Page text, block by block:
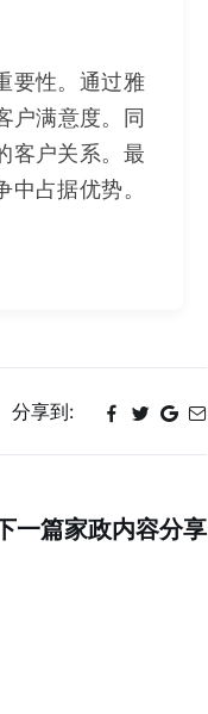
要性。通过雅
户满意度。同
客户关系。最
占据优势。
分享到:
一篇家政内容分享